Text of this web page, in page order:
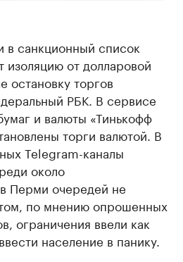
санкционный список
изоляцию от долларовой
остановку торгов
РБК. В сервисе
и валюты «Тинькофф
торги валютой. В
Telegram-каналы
около
Перми очередей не
по мнению опрошенных
ограничения ввели как
население в панику.